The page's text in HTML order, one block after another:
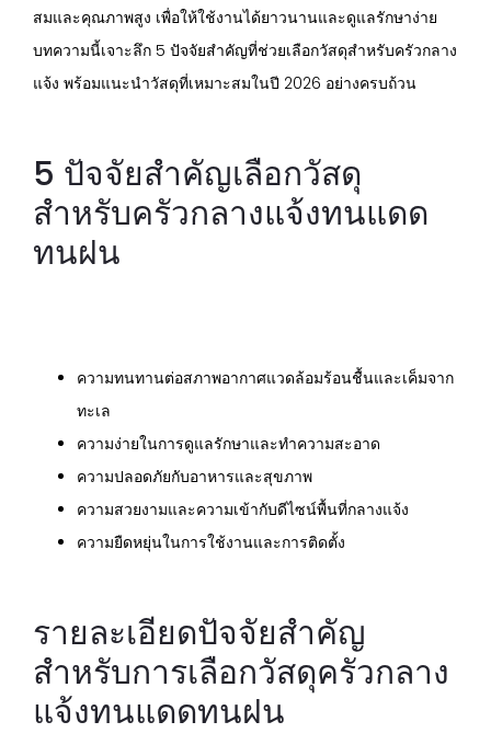
สมและคุณภาพสูง เพื่อให้ใช้งานได้ยาวนานและดูแลรักษาง่าย
บทความนี้เจาะลึก 5 ปัจจัยสำคัญที่ช่วยเลือกวัสดุสำหรับครัวกลาง
แจ้ง พร้อมแนะนำวัสดุที่เหมาะสมในปี 2026 อย่างครบถ้วน
5 ปัจจัยสำคัญเลือกวัสดุ
สำหรับครัวกลางแจ้งทนแดด
ทนฝน
ความทนทานต่อสภาพอากาศแวดล้อมร้อนชื้นและเค็มจาก
ทะเล
ความง่ายในการดูแลรักษาและทำความสะอาด
ความปลอดภัยกับอาหารและสุขภาพ
ความสวยงามและความเข้ากับดีไซน์พื้นที่กลางแจ้ง
ความยืดหยุ่นในการใช้งานและการติดตั้ง
รายละเอียดปัจจัยสำคัญ
สำหรับการเลือกวัสดุครัวกลาง
แจ้งทนแดดทนฝน